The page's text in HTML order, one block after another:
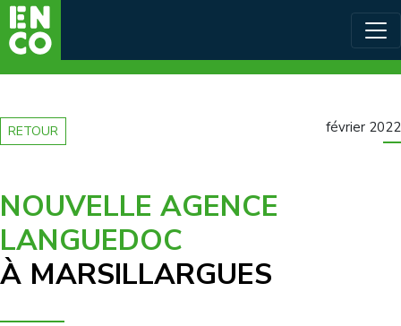
RETOUR février 2022
NOUVELLE AGENCE
LANGUEDOC
À MARSILLARGUES